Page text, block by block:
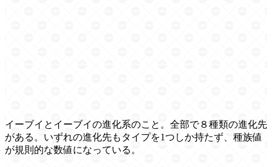
イーブイとイーブイの進化系のこと。全部で８種類の進化先
がある。いずれの進化先もタイプを1つしか持たず、種族値
が規則的な数値になっている。